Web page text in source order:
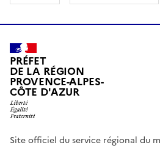
PRÉFET
DE LA RÉGION
PROVENCE-ALPES-
CÔTE D'AZUR
Site officiel du service régional du